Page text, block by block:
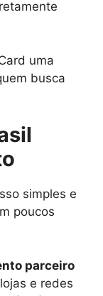
uma
busca
simples e
poucos
parceiro
e redes